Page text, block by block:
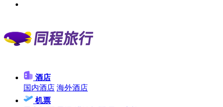
酒店
国内酒店 海外酒店
机票